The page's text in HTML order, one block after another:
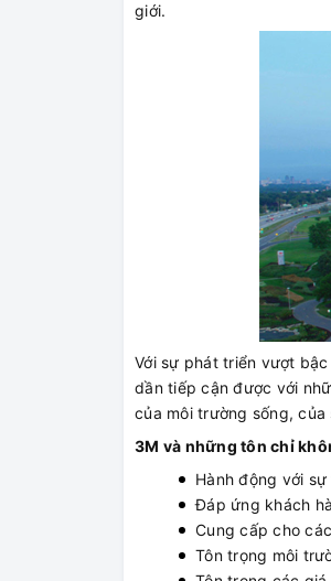
giới.
Với sự phát triển vượt
dần tiếp cận được với
của môi trường sống,
3M và những tôn chỉ
Hành động với
Đáp ứng khách
Cung cấp cho
Tôn trọng môi